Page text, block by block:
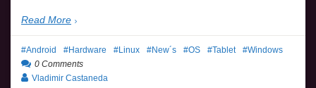
Read More
Android Hardware Linux New´s OS Tablet
Windows
0 Comments
Vladimir Castaneda